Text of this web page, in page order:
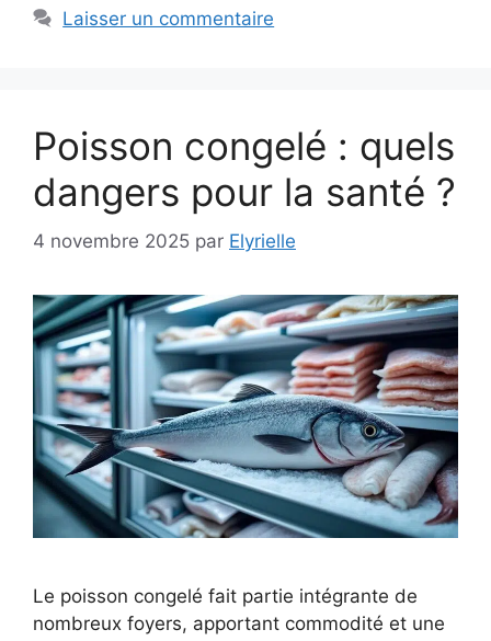
Laisser un commentaire
Poisson congelé : quels
dangers pour la santé ?
4 novembre 2025 par Elyrielle
Le poisson congelé fait partie intégrante de
nombreux foyers, apportant commodité et une